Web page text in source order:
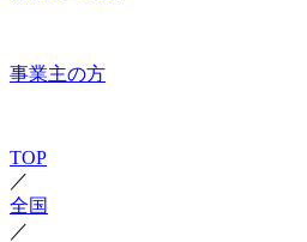
事業主の方
TOP
／
全国
／